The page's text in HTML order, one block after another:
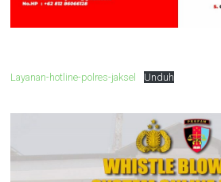
Layanan-hotline-polres-jaksel Unduh